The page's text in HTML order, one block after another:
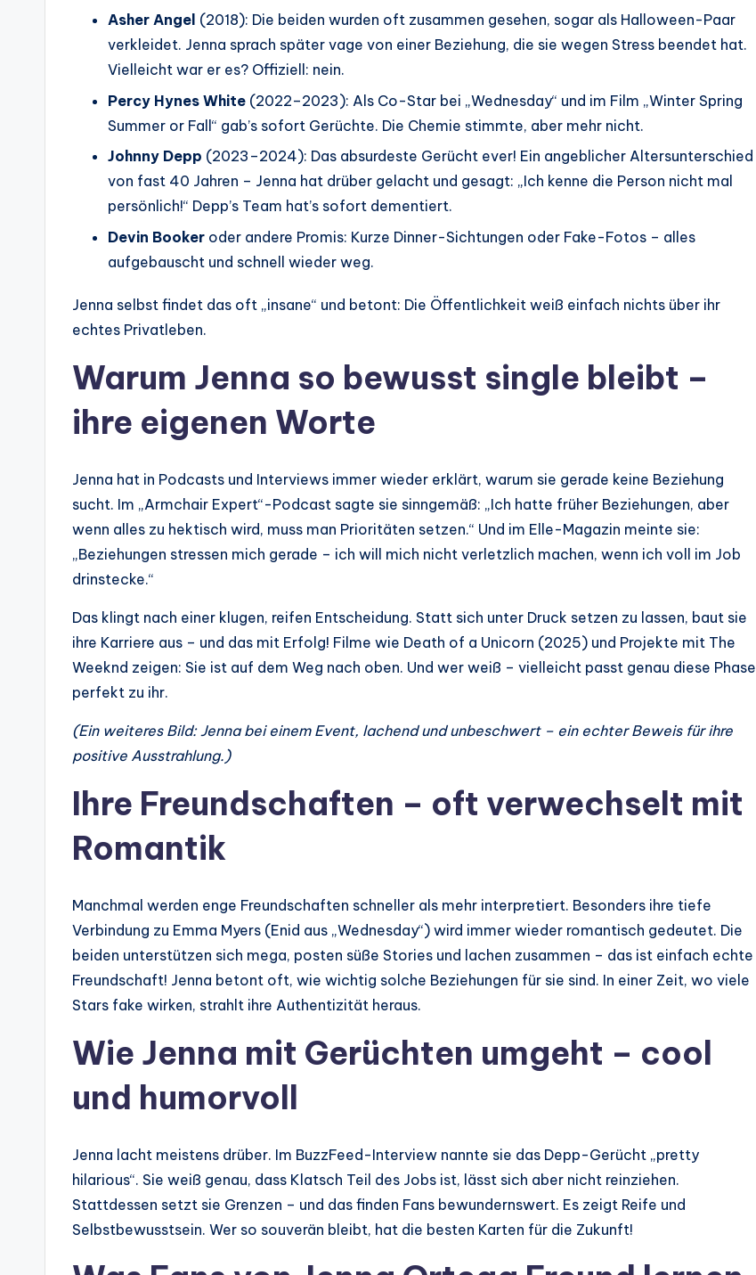
Asher Angel (2018): Die beiden wurden oft zusammen gesehen, sogar als Halloween-Paar
verkleidet. Jenna sprach später vage von einer Beziehung, die sie wegen Stress beendet hat.
Vielleicht war er es? Offiziell: nein.
Percy Hynes White (2022–2023): Als Co-Star bei „Wednesday“ und im Film „Winter Spring
Summer or Fall“ gab’s sofort Gerüchte. Die Chemie stimmte, aber mehr nicht.
Johnny Depp (2023–2024): Das absurdeste Gerücht ever! Ein angeblicher Altersunterschied
von fast 40 Jahren – Jenna hat drüber gelacht und gesagt: „Ich kenne die Person nicht mal
persönlich!“ Depp’s Team hat’s sofort dementiert.
Devin Booker oder andere Promis: Kurze Dinner-Sichtungen oder Fake-Fotos – alles
aufgebauscht und schnell wieder weg.
Jenna selbst findet das oft „insane“ und betont: Die Öffentlichkeit weiß einfach nichts über ihr
echtes Privatleben.
Warum Jenna so bewusst single bleibt –
ihre eigenen Worte
Jenna hat in Podcasts und Interviews immer wieder erklärt, warum sie gerade keine Beziehung
sucht. Im „Armchair Expert“-Podcast sagte sie sinngemäß: „Ich hatte früher Beziehungen, aber
wenn alles zu hektisch wird, muss man Prioritäten setzen.“ Und im Elle-Magazin meinte sie:
„Beziehungen stressen mich gerade – ich will mich nicht verletzlich machen, wenn ich voll im Job
drinstecke.“
Das klingt nach einer klugen, reifen Entscheidung. Statt sich unter Druck setzen zu lassen, baut sie
ihre Karriere aus – und das mit Erfolg! Filme wie Death of a Unicorn (2025) und Projekte mit The
Weeknd zeigen: Sie ist auf dem Weg nach oben. Und wer weiß – vielleicht passt genau diese Phase
perfekt zu ihr.
(Ein weiteres Bild: Jenna bei einem Event, lachend und unbeschwert – ein echter Beweis für ihre
positive Ausstrahlung.)
Ihre Freundschaften – oft verwechselt mit
Romantik
Manchmal werden enge Freundschaften schneller als mehr interpretiert. Besonders ihre tiefe
Verbindung zu Emma Myers (Enid aus „Wednesday“) wird immer wieder romantisch gedeutet. Die
beiden unterstützen sich mega, posten süße Stories und lachen zusammen – das ist einfach echte
Freundschaft! Jenna betont oft, wie wichtig solche Beziehungen für sie sind. In einer Zeit, wo viele
Stars fake wirken, strahlt ihre Authentizität heraus.
Wie Jenna mit Gerüchten umgeht – cool
und humorvoll
Jenna lacht meistens drüber. Im BuzzFeed-Interview nannte sie das Depp-Gerücht „pretty
hilarious“. Sie weiß genau, dass Klatsch Teil des Jobs ist, lässt sich aber nicht reinziehen.
Stattdessen setzt sie Grenzen – und das finden Fans bewundernswert. Es zeigt Reife und
Selbstbewusstsein. Wer so souverän bleibt, hat die besten Karten für die Zukunft!